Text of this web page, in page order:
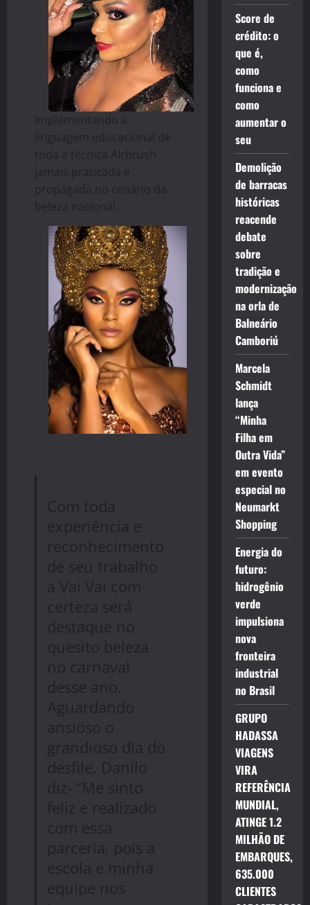
Implementando a
linguagem educacional de
toda a técnica AIrbrush
jamais praticada e
propagada no cenário da
beleza nacional.
Com toda
experiência e
reconhecimento
de seu trabalho
a Vai Vai com
certeza será
destaque no
quesito beleza
no carnaval
desse ano.
Aguardando
ansioso o
grandioso dia do
desfile, Danilo
diz- “Me sinto
feliz e realizado
com essa
parceria, pois a
escola e minha
equipe nos
Score de
crédito: o
que é,
como
funciona e
como
aumentar o
seu
Demolição
de barracas
históricas
reacende
debate
sobre
tradição e
modernização
na orla de
Balneário
Camboriú
Marcela
Schmidt
lança
“Minha
Filha em
Outra Vida”
em evento
especial no
Neumarkt
Shopping
Energia do
futuro:
hidrogênio
verde
impulsiona
nova
fronteira
industrial
no Brasil
GRUPO
HADASSA
VIAGENS
VIRA
REFERÊNCIA
MUNDIAL,
ATINGE 1.2
MILHÃO DE
EMBARQUES,
635.000
CLIENTES